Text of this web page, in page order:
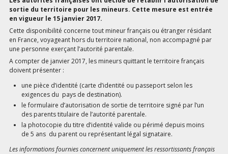
sortie du territoire pour les mineurs. Cette mesure est entrée
en vigueur le 15 janvier 2017.
Cette disponibilité concerne tout mineur français ou étranger résidant
en France, voyageant hors du territoire national, non accompagné par
une personne exerçant l’autorité parentale.
A compter de janvier 2017, les mineurs quittant le territoire français
doivent présenter :
une pièce d’identité (carte d’identité ou passeport selon les
exigences du pays de destination).
le formulaire d’autorisation de sortie de territoire signé par l’un
des parents titulaire de l’autorité parentale.
la photocopie du titre d’identité valide ou périmé depuis moins
de 5 ans du parent ou représentant légal signataire.
Les informations fournies concernent uniquement les ressortissants français